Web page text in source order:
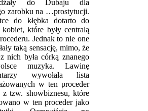
do Dubaju dla
zarobku na …prostytucji.
do kłębka dotarto do
kobiet, które były centralą
Jednak to nie one
taką sensację, mimo, że
nich była córką znanego
muzyka. Lawinę
wywołała lista
w ten proceder
z tzw. showbiznesu, które
w ten proceder jako